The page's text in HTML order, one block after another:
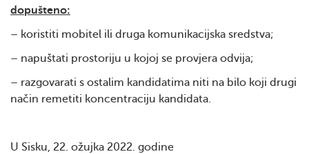
dopušteno:
– koristiti mobitel ili druga komunikacijska sredstva;
– napuštati prostoriju u kojoj se provjera odvija;
– razgovarati s ostalim kandidatima niti na bilo koji drugi
način remetiti koncentraciju kandidata.
U Sisku, 22. ožujka 2022. godine